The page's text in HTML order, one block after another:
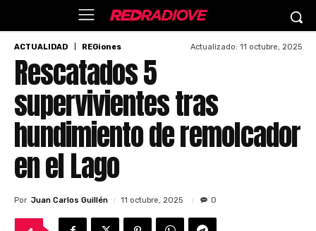
ACTUALIDAD REGiones Actualizado: 11 octubre, 2025
Rescatados 5
supervivientes tras
hundimiento de remolcador
en el Lago
Por Juan Carlos Guillén 11 octubre, 2025 0